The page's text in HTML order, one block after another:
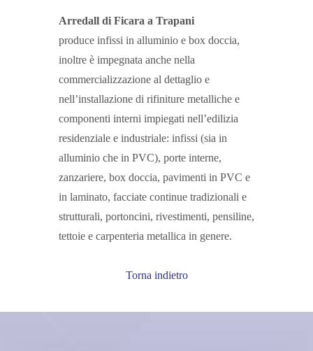
Arredall di Ficara a Trapani
produce infissi in alluminio e box doccia,
inoltre è impegnata anche nella
commercializzazione al dettaglio e
nell’installazione di rifiniture metalliche e
componenti interni impiegati nell’edilizia
residenziale e industriale: infissi (sia in
alluminio che in PVC), porte interne,
zanzariere, box doccia, pavimenti in PVC e
in laminato, facciate continue tradizionali e
strutturali, portoncini, rivestimenti, pensiline,
tettoie e carpenteria metallica in genere.
Torna indietro